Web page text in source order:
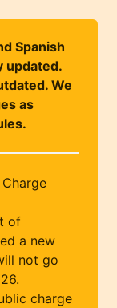
Spanish
updated.
We
as
of
a new
not go
charge